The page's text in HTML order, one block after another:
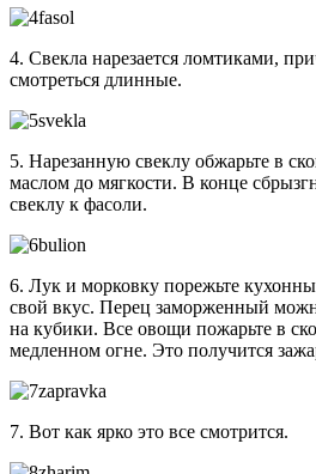
4. Свекла нарезается ломтиками,
смотреться длинные.
5. Нарезанную свеклу обжарьте в
маслом до мягкости. В конце
свеклу к фасоли.
6. Лук и морковку порежьте
свой вкус. Перец заморженный
на кубики. Все овощи пожарьте в
медленном огне. Это получится
7. Вот как ярко это все смотрится.